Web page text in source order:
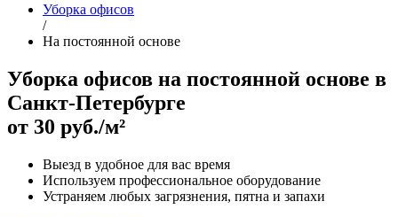
Уборка офисов
/
На постоянной основе
Уборка офисов на постоянной основе в
Санкт-Петербурге
от 30 руб./м²
Выезд в удобное для вас время
Используем профессиональное оборудование
Устраняем любых загрязнения, пятна и запахи